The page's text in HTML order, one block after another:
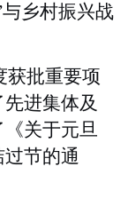
乡村振兴战
获批重要项
进集体及
关于元旦
节的通